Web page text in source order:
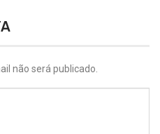
não será publicado.